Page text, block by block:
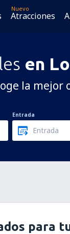
Nuevo
Atracciones
en
la
Entrada
para